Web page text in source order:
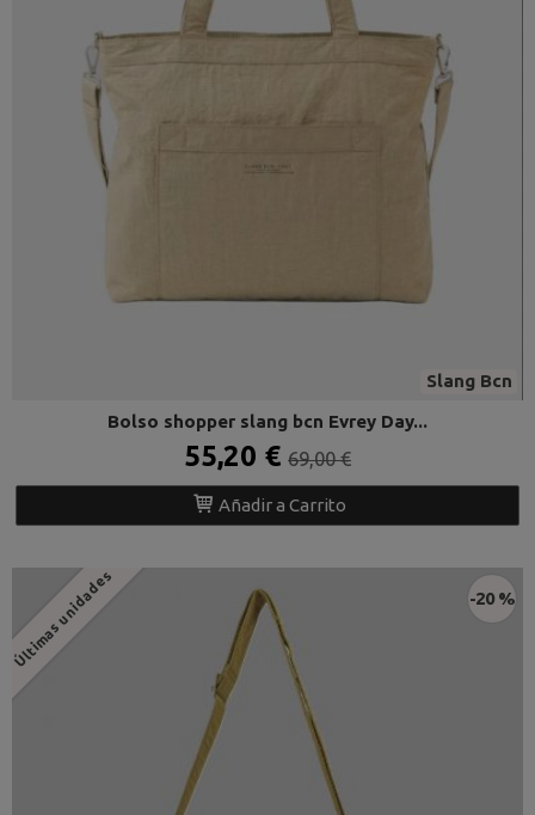
Slang Bcn
Bolso shopper slang bcn Evrey Day...
55,20 € 69,00 €
Añadir a Carrito
Últimas unidades -20 %